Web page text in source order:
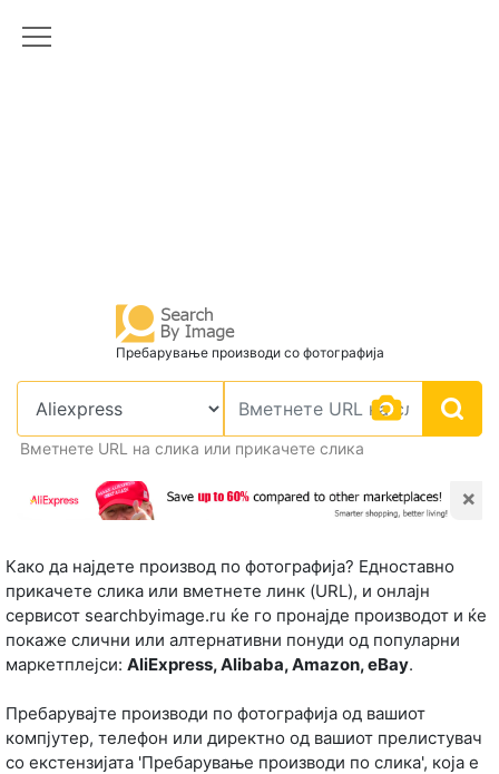
Пребарување производи со фотографија
Вметнете URL на слика или прикачете слика
×
Како да најдете производ по фотографија? Едноставно
прикачете слика или вметнете линк (URL), и онлајн
сервисот searchbyimage.ru ќе го пронајде производот и ќе
покаже слични или алтернативни понуди од популарни
маркетплејси: AliExpress, Alibaba, Amazon, eBay.
Пребарувајте производи по фотографија од вашиот
компјутер, телефон или директно од вашиот прелистувач
со екстензијата 'Пребарување производи по слика', која е